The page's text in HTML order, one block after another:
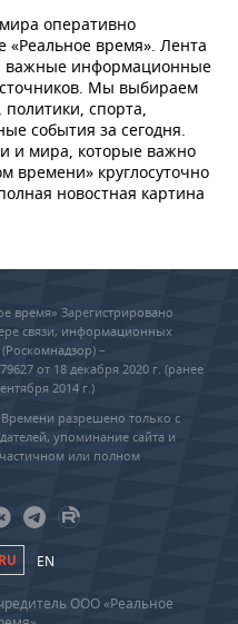
оперативно
«Реальное время». Лента
важные информационные
Мы выбираем
спорта,
события за сегодня.
и мира, которые важно
времени» круглосуточно
новостная картина
время» Зарегистрировано
связи, информационных
–
от 18 декабря 2020 г. (ранее
2014 г.)
разрешено только с
упоминание сайта и
или полном
RU EN
ООО «Реальное